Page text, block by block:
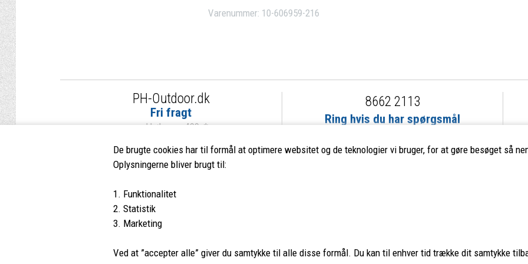
De brugte cookies har til formål at optimere websitet og de teknologier vi bruger, for at gøre besøget så
Oplysningerne bliver brugt til:
1. Funktionalitet
2. Statistik
3. Marketing
Ved at ”accepter alle” giver du samtykke til alle disse formål. Du kan til enhver tid trække dit samtykke
Varenummer: 10-606959-216
PH-Outdoor.dk
Fri fragt
ved køb over 499,-*
8662 2113
Ring hvis du har spørgsmål
PH-Outdoor.dk
Nørremøllevej 109
8662 2113
Kontakt os
Teva–Hanwag–Glerups–